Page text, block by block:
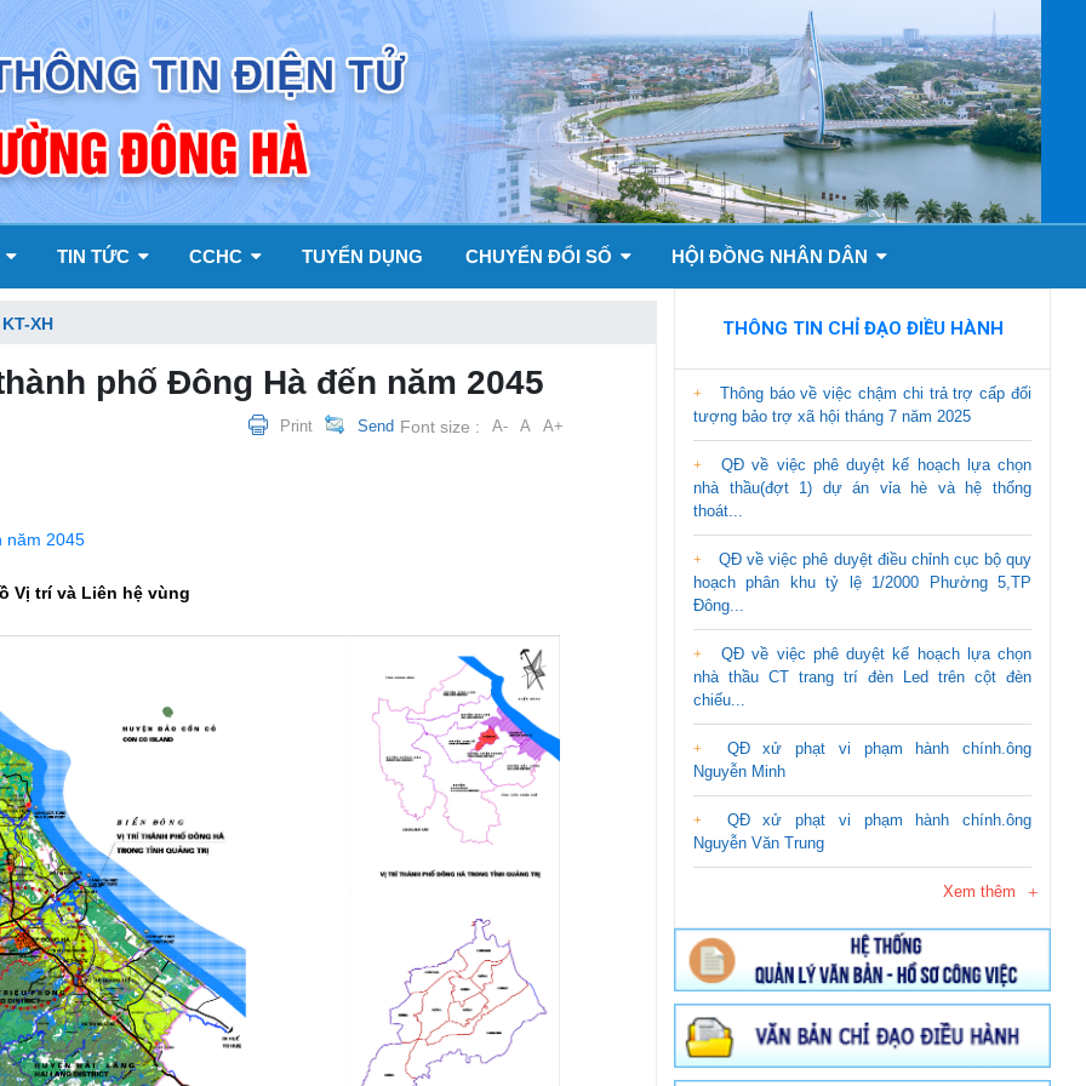
TIN TỨC CCHC TUYỂN DỤNG CHUYỂN ĐỔI SỐ HỘI ĐỒNG NHÂN DÂN
XH
phố Đông Hà đến năm 2045
Print Send Font size : A- A A+
năm 2045
Vị trí và Liên hệ vùng
THÔNG TIN CHỈ ĐẠO ĐIỀU HÀNH
Thông báo về việc chậm chi trả trợ cấp đối
tượng bảo trợ xã hội tháng 7 năm 2025
QĐ về việc phê duyệt kế hoạch lựa chọn
nhà thầu(đợt 1) dự án vỉa hè và hệ thống
thoát...
QĐ về việc phê duyệt điều chỉnh cục bộ quy
hoạch phân khu tỷ lệ 1/2000 Phường 5,TP
Đông...
QĐ về việc phê duyệt kế hoạch lựa chọn
nhà thầu CT trang trí đèn Led trên cột đèn
chiếu...
QĐ xử phạt vi phạm hành chính.ông
Nguyễn Minh
QĐ xử phạt vi phạm hành chính.ông
Nguyễn Văn Trung
Xem thêm